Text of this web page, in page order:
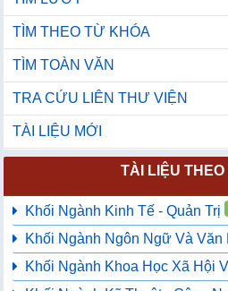
TÌM THEO TỪ KHÓA
TÌM TOÀN VĂN
TRA CỨU LIÊN THƯ VIỆN
TÀI LIỆU MỚI
TÀI LIỆU THEO
Khối Ngành Kinh Tế - Quản Trị
Khối Ngành Ngôn Ngữ Và Văn
Khối Ngành Khoa Học Xã Hội